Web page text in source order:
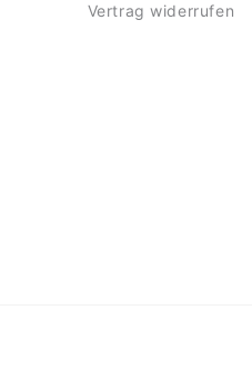
Vertrag widerrufen